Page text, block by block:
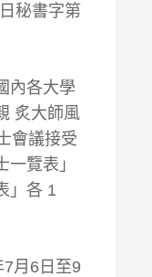
秘書字第
內各大學
炙大師風
會議接受
覽表」
」各 1
月6日至9